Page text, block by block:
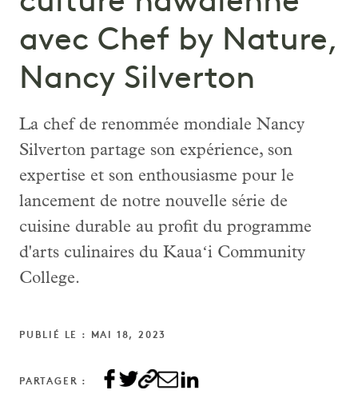
avec Chef by Nature,
Nancy Silverton
La chef de renommée mondiale Nancy
Silverton partage son expérience, son
expertise et son enthousiasme pour le
lancement de notre nouvelle série de
cuisine durable au profit du programme
d'arts culinaires du Kauaʻi Community
College.
PUBLIÉ LE : MAI 18, 2023
PARTAGER :